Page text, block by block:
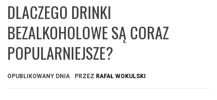
DLACZEGO DRINKI
BEZALKOHOLOWE SĄ CORAZ
POPULARNIEJSZE?
OPUBLIKOWANY DNIA PRZEZ RAFAŁ WOKULSKI